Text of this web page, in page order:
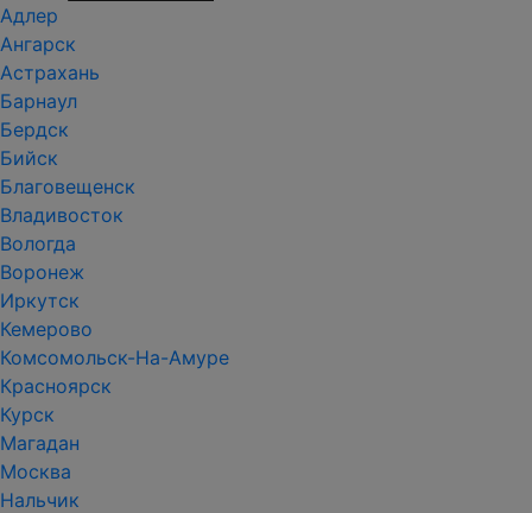
Адлер
Ангарск
Астрахань
Барнаул
Бердск
Бийск
Благовещенск
Владивосток
Вологда
Воронеж
Иркутск
Кемерово
Комсомольск-На-Амуре
Красноярск
Курск
Магадан
Москва
Нальчик